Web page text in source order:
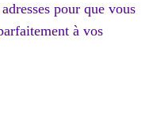
pour que vous
à vos